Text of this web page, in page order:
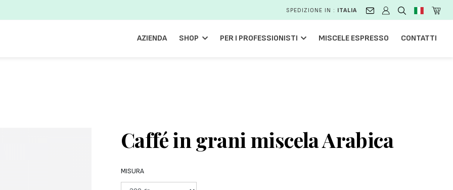
SPEDIZIONE IN : ITALIA
AZIENDA SHOP PER I PROFESSIONISTI MISCELE ESPRESSO CONTATTI
Caffé in grani miscela Arabica
MISURA